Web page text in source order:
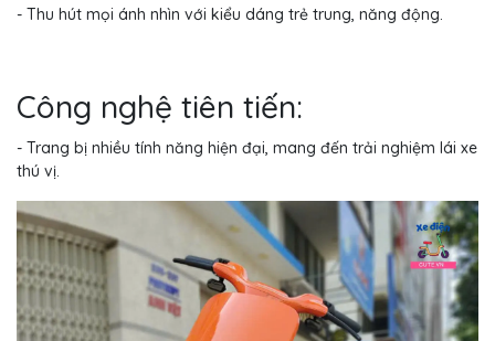
- Thu hút mọi ánh nhìn với kiểu dáng trẻ trung, năng động.
Công nghệ tiên tiến:
- Trang bị nhiều tính năng hiện đại, mang đến trải nghiệm lái xe
thú vị.